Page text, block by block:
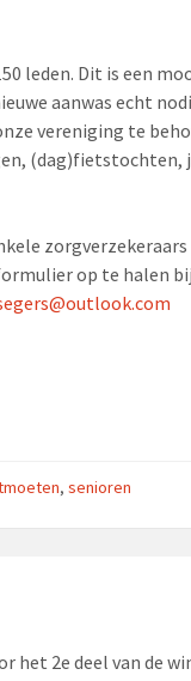
leden. Dit is een
aanwas echt
vereniging te
(dag)fietstochten,
op te halen
,senioren
het 2e deel van de